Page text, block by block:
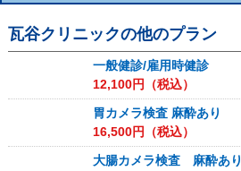
瓦谷クリニックの他のプラン
一般健診/雇用時健診
12,100円（税込）
胃カメラ検査 麻酔あり
16,500円（税込）
大腸カメラ検査 麻酔あり